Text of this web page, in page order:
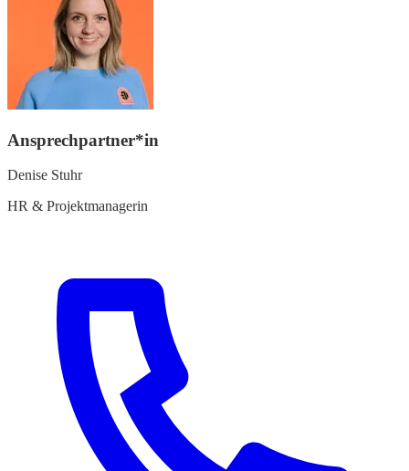
Ansprechpartner*in
Denise Stuhr
HR & Projektmanagerin